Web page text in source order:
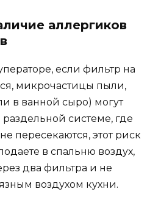
аллергиков
если фильтр на
микрочастицы пыли,
в ванной сыро) могут
раздельной системе, где
пересекаются, этот риск
в спальню воздух,
два фильтра и не
воздухом кухни.